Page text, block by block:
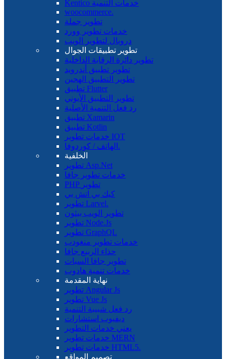
Kentico خدمات التنمية
woocommerce.
تطوير جملة
خدمات تطوير وورد
دروبال لتطوير الويب
تطوير تطبيقات الجوال
تطوير دائرة الرقابة الداخلية
تطوير تطبيق أندرويد
تطوير التطبيق الهجين
تطبيق Flutter
تطوير التطبيق الأيوني
رد فعل التنمية الأصلية
تطبيق Xamarin
تطبيق Kotlin
خدمات تطوير IOT
الهاتف / كوردوفا.
الخلفية
تطوير Asp.Net
خدمات تطوير جافا
PHP تطوير
كيك بي اتش بي
تطوير Larvel.
تطوير الويب بيثون
تطوير Node.Js
تطوير GraphQL
خدمات تطوير منغودب
حذاء الربيع جافا
تطوير جافا السبات
خدمات تنمية هادوب
نهاية المقدمة
تطوير Angular Js
تطوير Vue Js
رد فعل شبيبة التنمية
ديفيوب استشارات
يعني خدمات التطوير
خدمات تطوير MERN
خدمات تطوير HTML5.
تصميم المواقع